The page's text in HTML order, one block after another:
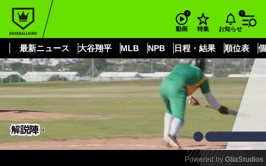
動画 特集 お知らせ
最新ニュース 大谷翔平 MLB NPB 日程・結果 順位表
もっと見る
Powered by GliaStudios